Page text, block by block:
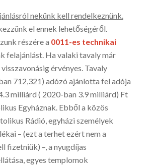
nekünk kell rendelkeznünk.
el ennek lehetőségéről.
részére a 0011-es technikai
felajánlást. Ha valaki tavaly már
érvényes. Tavaly
712,321) adózó ajánlotta fel adója
milliárd ( 2020-ban 3.9 milliárd) Ft
Egyháznak. Ebből a közös
Rádió, egyházi személyek
– (ezt a terhet ezért nem a
fizetniük) –, a nyugdíjas
egyes templomok